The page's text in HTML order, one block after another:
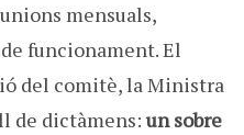
mensuals,
funcionament. El
del comitè, la Ministra
de dictàmens: un sobre